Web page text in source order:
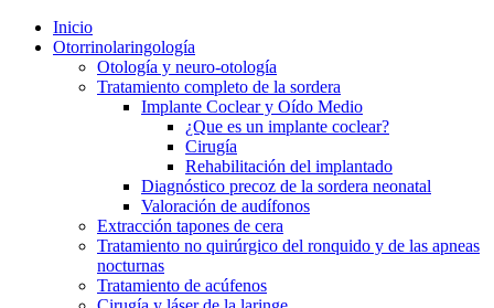
Inicio
Otorrinolaringología
Otología y neuro-otología
Tratamiento completo de la sordera
Implante Coclear y Oído Medio
¿Que es un implante coclear?
Cirugía
Rehabilitación del implantado
Diagnóstico precoz de la sordera neonatal
Valoración de audífonos
Extracción tapones de cera
Tratamiento no quirúrgico del ronquido y de las apneas
nocturnas
Tratamiento de acúfenos